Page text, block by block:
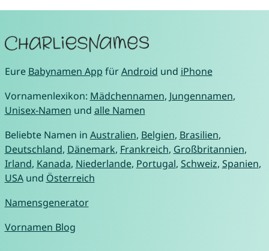
Eure Babynamen App fürAndroid und iPhone
Vornamenlexikon: Mädchennamen, Jungennamen,
Unisex-Namen und alle Namen
Beliebte Namen in Australien, Belgien, Brasilien,
Deutschland, Dänemark, Frankreich, Großbritannien,
Irland, Kanada, Niederlande, Portugal, Schweiz, Spanien,
USAund Österreich
Namensgenerator
Vornamen Blog